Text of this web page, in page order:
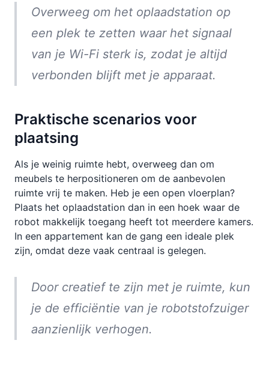
Overweeg om het oplaadstation op
een plek te zetten waar het signaal
van je Wi-Fi sterk is, zodat je altijd
verbonden blijft met je apparaat.
Praktische scenarios voor
plaatsing
Als je weinig ruimte hebt, overweeg dan om
meubels te herpositioneren om de aanbevolen
ruimte vrij te maken. Heb je een open vloerplan?
Plaats het oplaadstation dan in een hoek waar de
robot makkelijk toegang heeft tot meerdere kamers.
In een appartement kan de gang een ideale plek
zijn, omdat deze vaak centraal is gelegen.
Door creatief te zijn met je ruimte, kun
je de efficiëntie van je robotstofzuiger
aanzienlijk verhogen.